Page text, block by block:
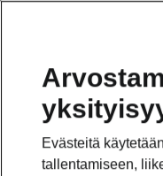
Evästeitä
tallentamiseen,